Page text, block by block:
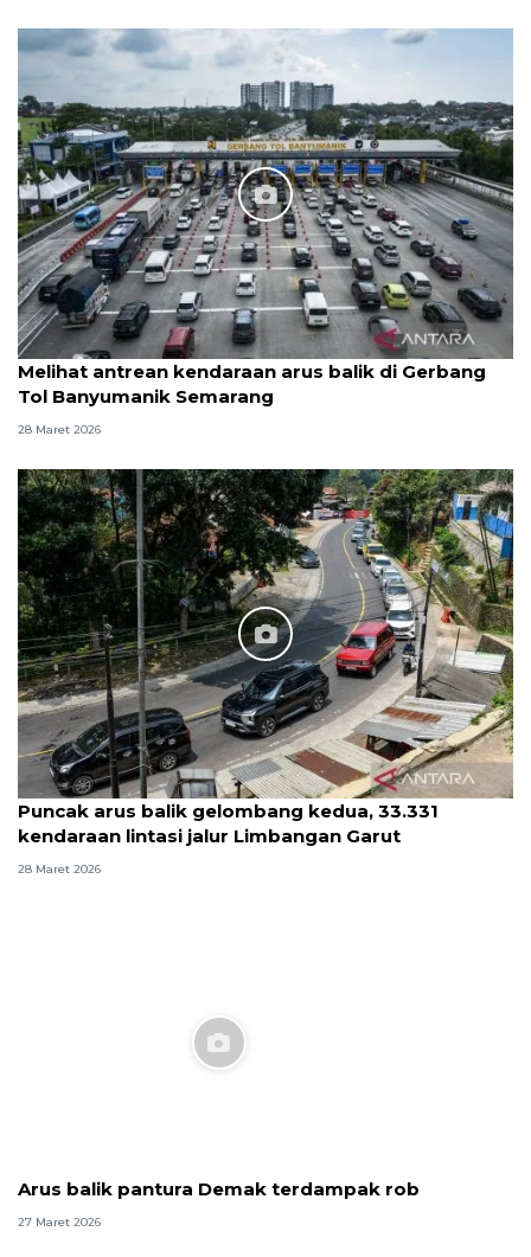
Melihat antrean kendaraan arus balik di Gerbang
Tol Banyumanik Semarang
28 Maret 2026
Puncak arus balik gelombang kedua, 33.331
kendaraan lintasi jalur Limbangan Garut
28 Maret 2026